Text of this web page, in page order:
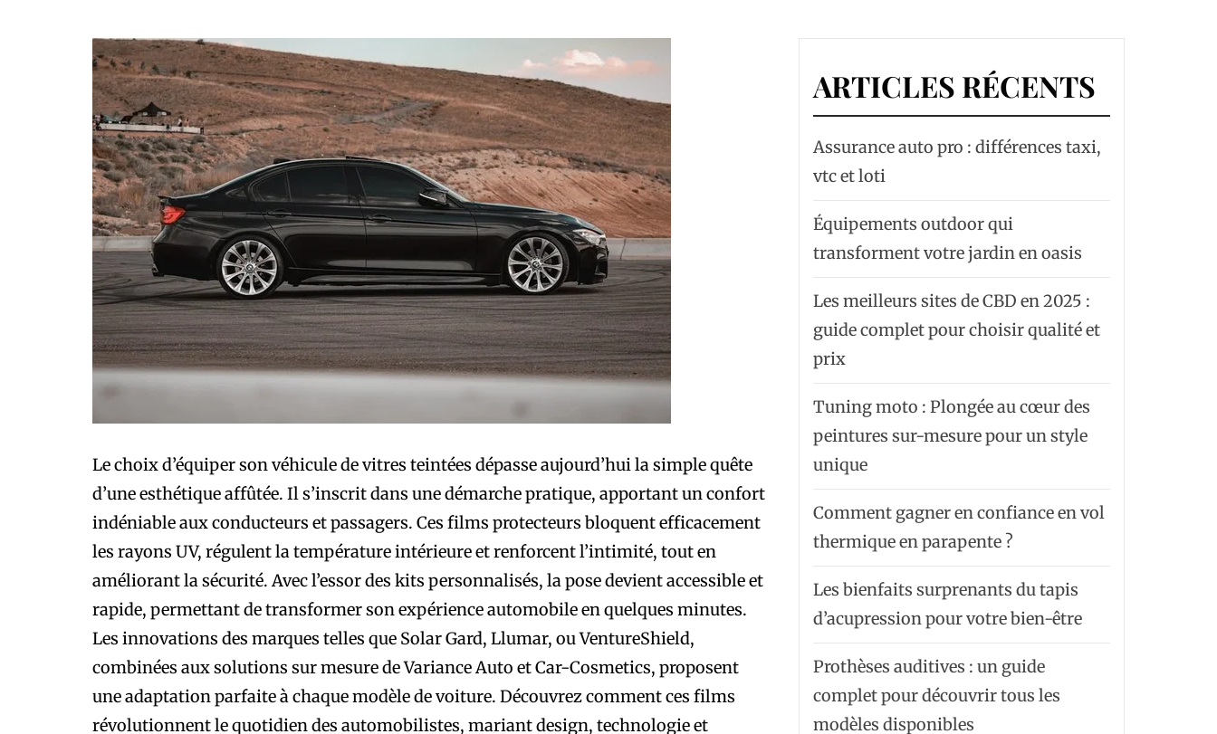
Le choix d’équiper son véhicule de vitres teintées dépasse aujourd’hui la simple quête
d’une esthétique affûtée. Il s’inscrit dans une démarche pratique, apportant un confort
indéniable aux conducteurs et passagers. Ces films protecteurs bloquent efficacement
les rayons UV, régulent la température intérieure et renforcent l’intimité, tout en
améliorant la sécurité. Avec l’essor des kits personnalisés, la pose devient accessible et
rapide, permettant de transformer son expérience automobile en quelques minutes.
Les innovations des marques telles que Solar Gard, Llumar, ou VentureShield,
combinées aux solutions sur mesure de Variance Auto et Car-Cosmetics, proposent
une adaptation parfaite à chaque modèle de voiture. Découvrez comment ces films
révolutionnent le quotidien des automobilistes, mariant design, technologie et
ARTICLES RÉCENTS
Assurance auto pro : différences taxi,
vtc et loti
Équipements outdoor qui
transforment votre jardin en oasis
Les meilleurs sites de CBD en 2025 :
guide complet pour choisir qualité et
prix
Tuning moto : Plongée au cœur des
peintures sur-mesure pour un style
unique
Comment gagner en confiance en vol
thermique en parapente ?
Les bienfaits surprenants du tapis
d’acupression pour votre bien-être
Prothèses auditives : un guide
complet pour découvrir tous les
modèles disponibles